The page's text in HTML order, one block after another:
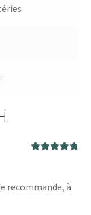
recommande, à